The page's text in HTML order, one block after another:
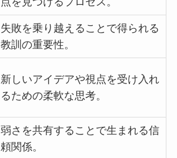
失敗を乗り越えることで得られる
教訓の重要性。
新しいアイデアや視点を受け入れ
るための柔軟な思考。
弱さを共有することで生まれる信
頼関係。